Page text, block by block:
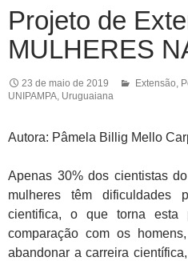
Projeto de
MULHERES
23 de maio de 2019 Extensão,
UNIPAMPA, Uruguaiana
Autora: Pâmela Billig Mello
Apenas 30% dos cientistas
mulheres têm dificuldades
cientifica, o que torna esta
comparação com os
abandonar a carreira